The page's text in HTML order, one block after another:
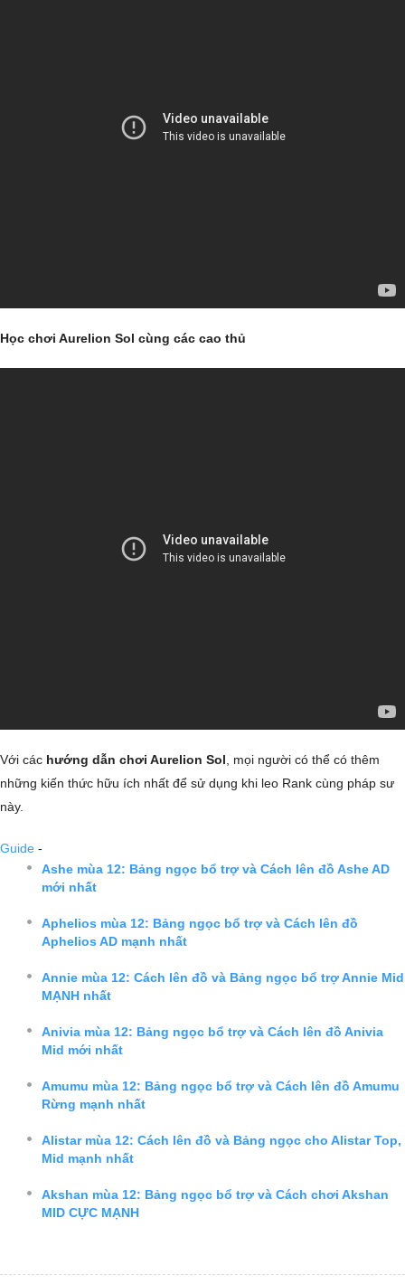
Học chơi Aurelion Sol cùng các cao thủ
Với các hướng dẫn chơi Aurelion Sol , mọi người có thể có thêm
những kiến thức hữu ích nhất để sử dụng khi leo Rank cùng pháp sư
này.
Guide -
Ashe mùa 12: Bảng ngọc bổ trợ và Cách lên đồ Ashe AD
mới nhất
Aphelios mùa 12: Bảng ngọc bổ trợ và Cách lên đồ
Aphelios AD mạnh nhất
Annie mùa 12: Cách lên đồ và Bảng ngọc bổ trợ Annie Mid
MẠNH nhất
Anivia mùa 12: Bảng ngọc bổ trợ và Cách lên đồ Anivia
Mid mới nhất
Amumu mùa 12: Bảng ngọc bổ trợ và Cách lên đồ Amumu
Rừng mạnh nhất
Alistar mùa 12: Cách lên đồ và Bảng ngọc cho Alistar Top,
Mid mạnh nhất
Akshan mùa 12: Bảng ngọc bổ trợ và Cách chơi Akshan
MID CỰC MẠNH